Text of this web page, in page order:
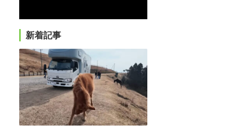
新着記事